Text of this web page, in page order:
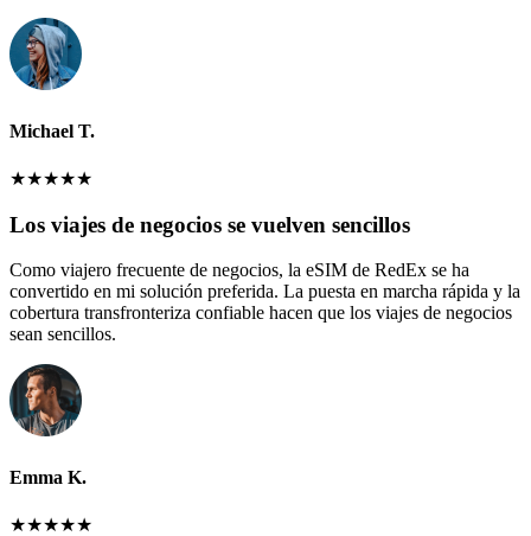
Michael T.
★★★★★
Los viajes de negocios se vuelven sencillos
Como viajero frecuente de negocios, la eSIM de RedEx se ha
convertido en mi solución preferida. La puesta en marcha rápida y la
cobertura transfronteriza confiable hacen que los viajes de negocios
sean sencillos.
Emma K.
★★★★★